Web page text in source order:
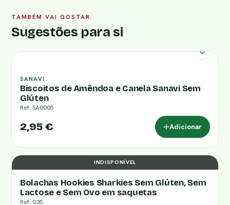
TAMBÉM VAI GOSTAR
Sugestões para si
SANAVI
Biscoitos de Amêndoa e Canela Sanavi Sem
Glúten
Ref: SA0005
2,95 € Adicionar
INDISPONÍVEL
Bolachas Hookies Sharkies Sem Glúten, Sem
Lactose e Sem Ovo em saquetas
Ref: 035